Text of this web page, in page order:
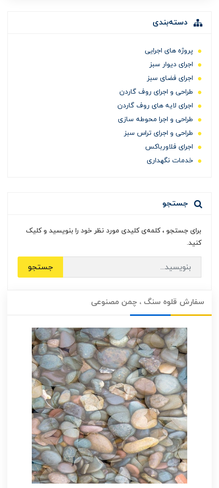
دسته‌بندی
پروژه های اجرایی
اجرای دیوار سبز
اجرای فضای سبز
طراحی و اجرای روف گاردن
اجرای لایه های روف گاردن
طراحی و اجرا محوطه سازی
طراحی و اجرای تراس سبز
اجرای فلاورباکس
خدمات نگهداری
جستجو
برای جستجو ، کلمه‌ی کلیدی مورد نظر خود را بنویسید و کلیک
کنید.
جستجو
سفارش قلوه سنگ ، چمن مصنوعی